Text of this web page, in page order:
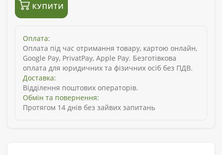
КУПИТИ
Оплата:
Оплата під час отримання товару, картою онлайн,
Google Pay, PrivatPay, Apple Pay. Безготівкова
оплата для юридичних та фізичних осіб без ПДВ.
Доставка:
Відділення поштових операторів.
Обмін та повернення:
Протягом 14 днів без зайвих запитань